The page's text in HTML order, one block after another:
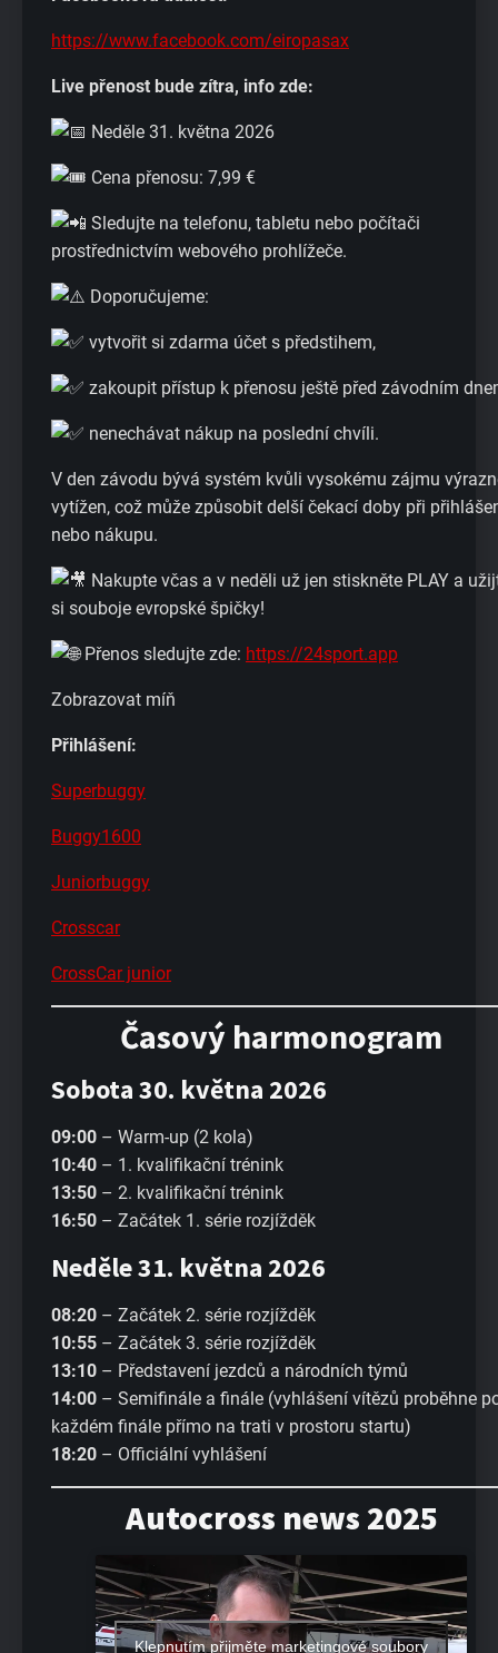
https://www.facebook.com/eiropasax
Live přenost bude zítra, info zde:
Neděle 31. května 2026
Cena přenosu: 7,99 €
Sledujte na telefonu, tabletu nebo počítači
prostřednictvím webového prohlížeče.
Doporučujeme:
vytvořit si zdarma účet s předstihem,
zakoupit přístup k přenosu ještě před závodním
nenechávat nákup na poslední chvíli.
V den závodu bývá systém kvůli vysokému zájmu
vytížen, což může způsobit delší čekací doby při
nebo nákupu.
Nakupte včas a v neděli už jen stiskněte PLAY a
si souboje evropské špičky!
Přenos sledujte zde: https://24sport.app
Zobrazovat míň
Přihlášení:
Superbuggy
Buggy1600
Juniorbuggy
Crosscar
CrossCar junior
Časový harmonogram
Sobota 30. května 2026
09:00 – Warm-up (2 kola)
10:40 – 1. kvalifikační trénink
13:50 – 2. kvalifikační trénink
16:50 – Začátek 1. série rozjížděk
Neděle 31. května 2026
08:20 – Začátek 2. série rozjížděk
10:55 – Začátek 3. série rozjížděk
13:10 – Představení jezdců a národních týmů
14:00 – Semifinále a finále (vyhlášení vítězů proběhne
každém finále přímo na trati v prostoru startu)
18:20 – Officiální vyhlášení
Autocross news 2025
Klepnutím přijměte marketingové soubory